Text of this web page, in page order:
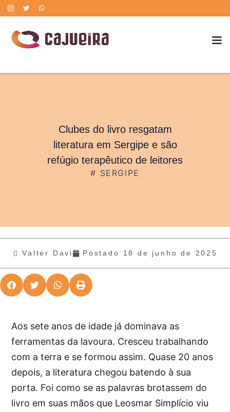
Clubes do livro resgatam
literatura em Sergipe e são
refúgio terapêutico de leitores
# SERGIPE
Valter Davi Postado 18 de junho de 2025
Aos sete anos de idade já dominava as
ferramentas da lavoura. Cresceu trabalhando
com a terra e se formou assim. Quase 20 anos
depois, a literatura chegou batendo à sua
porta. Foi como se as palavras brotassem do
livro em suas mãos que Leosmar Simplício viu